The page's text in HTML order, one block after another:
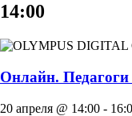
14:00
Онлайн. Педагоги
20 апреля @ 14:00 -